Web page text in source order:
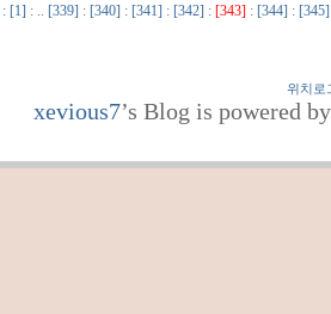
: [1] : .. [339] : [340] : [341] : [342] : [343] : [344] : [345]
위치로
xevious7’s Blog is powered